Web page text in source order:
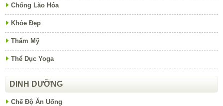
Chống Lão Hóa
Khỏe Đẹp
Thẩm Mỹ
Thể Dục Yoga
DINH DƯỠNG
Chế Độ Ăn Uống